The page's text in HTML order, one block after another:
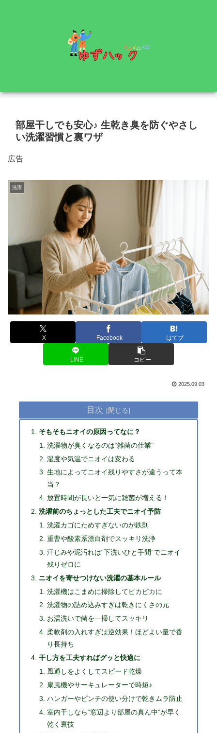
部屋干しでも安心♪ 生乾き臭を防ぐやさし
い洗濯習慣と裏ワザ
広告
洗濯
X Facebook はてブ
LINE コピー
2025.09.03
目次
そもそもニオイの原因ってなに？
洗濯物が臭くなるのは“雑菌の仕業”
湿度や気温でニオイは変わる
生地によってニオイ残りやすさが違うって本
当？
放置時間が長いと一気に雑菌が増える！
洗濯前のちょっとした工夫でニオイ予防
洗濯カゴにためすぎないのが鉄則
重曹や酸素系漂白剤でスッキリ洗浄
汗じみや泥汚れは“下洗いひと手間”でニオイ
残りゼロに
ニオイを寄せつけない洗濯の基本ルール
洗濯機はこまめに掃除してピカピカに
洗濯物の詰め込みすぎは乾きにくさの元
お湯洗いで菌を一掃してスッキリ
柔軟剤の入れすぎは逆効果！ほどよい量で香
り長持ち
干し方を工夫すればグッと快適に
風通しをよくしてスピード乾燥
扇風機やサーキュレーターで時短♪
ハンガーやピンチの使い分けで乾きムラ防止
室内干しなら“窓辺より部屋の真ん中”が早く
乾く裏技